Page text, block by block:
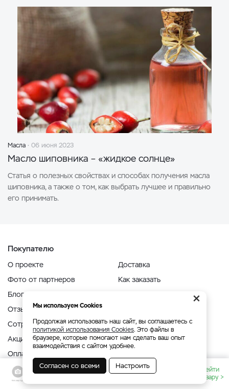
Масла 06 июня 2023
Масло шиповника – «жидкое солнце»
Статья о полезных свойствах и способах получения масла
шиповника, а также о том, как выбрать лучшее и правильно
его принимать.
Покупателю
О проекте
Фото от партнеров
Блог
Отзывы
Сотрудничество
Акции
Оплата
Доставка
Как заказать
Вопрос-ответ
Контакты
Контакты
×
Мы используем Cookies
Продолжая использовать наш сайт, вы соглашаетесь с
политикой использования Cookies. Это файлы в
браузере, которые помогают нам сделать ваш опыт
взаимодействия с сайтом удобнее.
Согласен со всеми Настроить
Оливковое масло холодного отжима
Перейти
к товару >